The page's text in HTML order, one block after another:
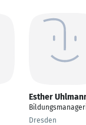
Esther
Dresden